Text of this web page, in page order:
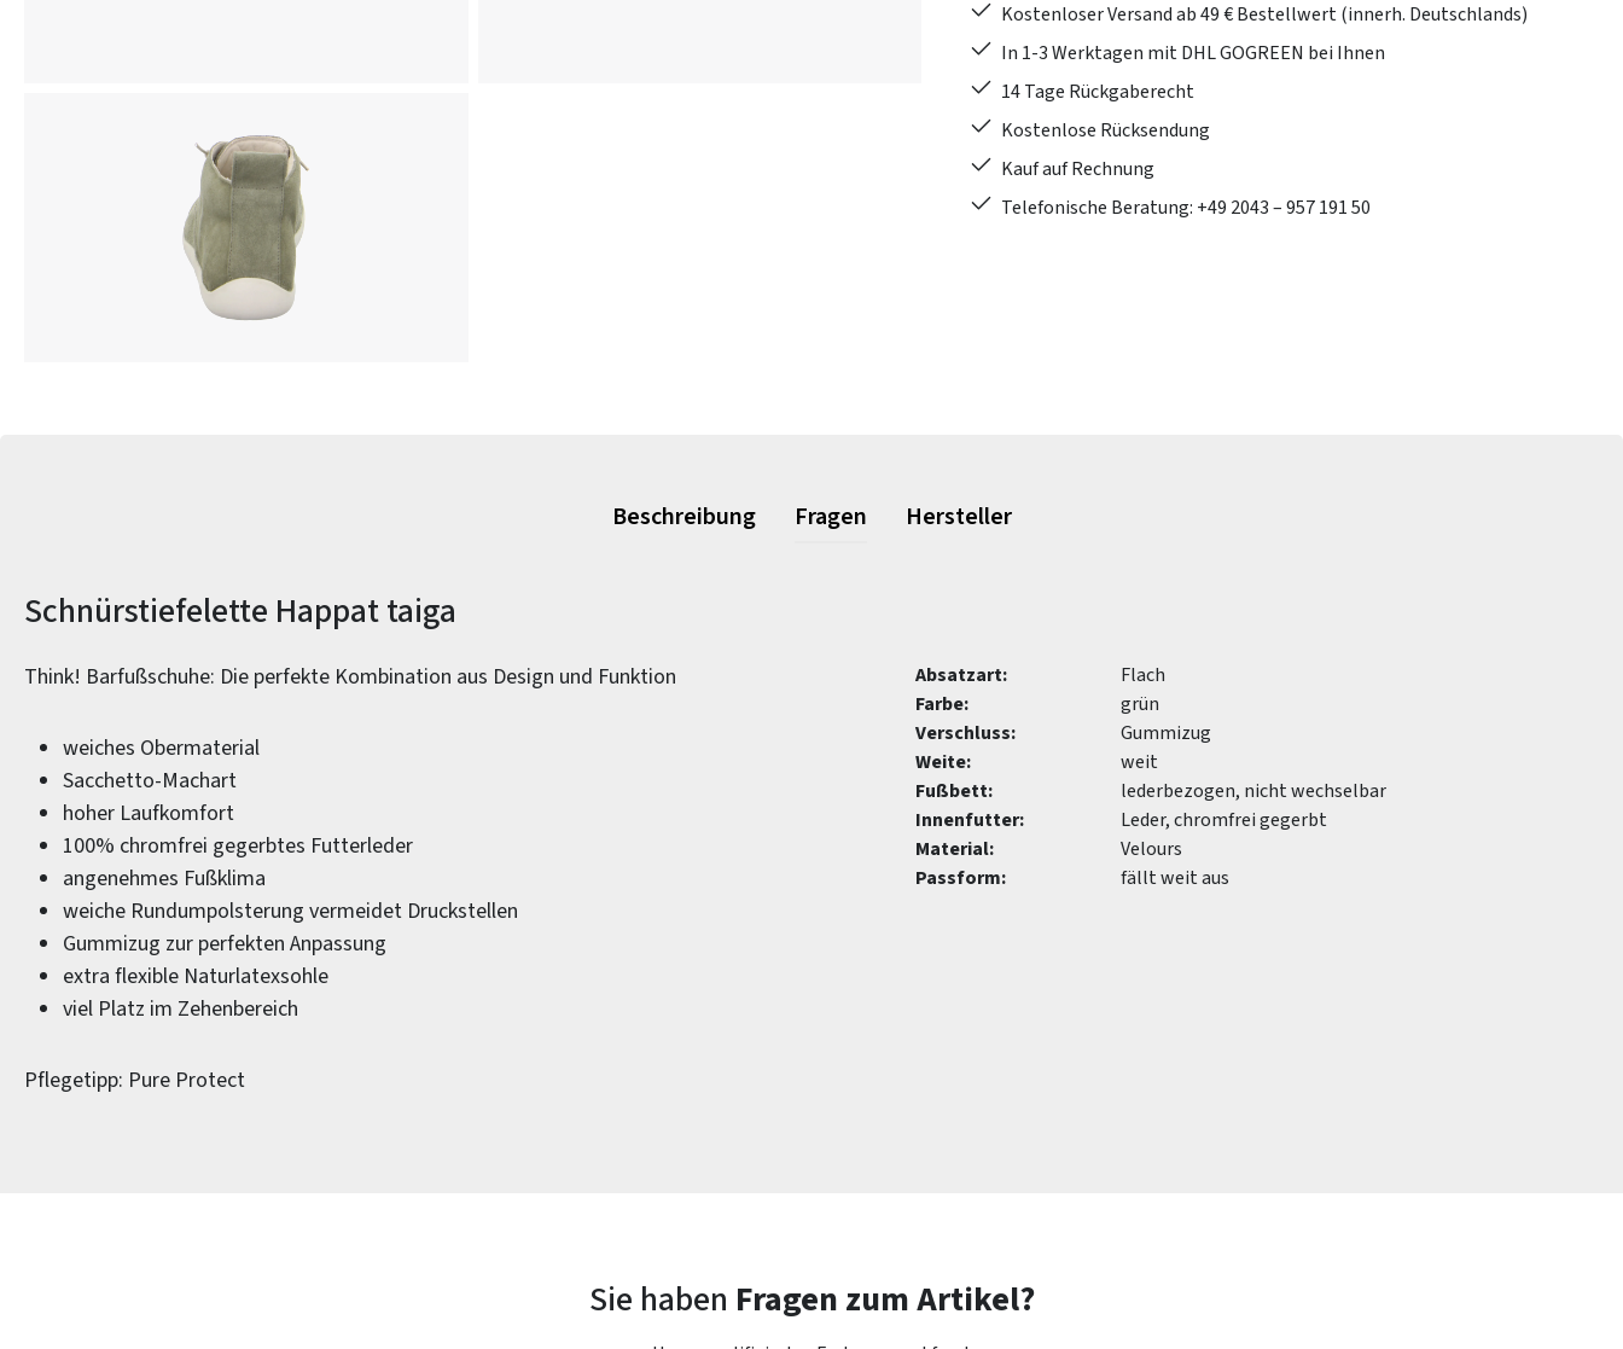
Kostenloser Versand ab 49 € Bestellwert (innerh. Deutschlands)
In 1-3 Werktagen mit DHL GOGREEN bei Ihnen
14 Tage Rückgaberecht
Kostenlose Rücksendung
Kauf auf Rechnung
Telefonische Beratung: +49 2043 – 957 191 50
Beschreibung Fragen Hersteller
Produktinformationen
Schnürstiefelette Happat taiga
Think! Barfußschuhe: Die perfekte Kombination aus Design und Funktion
weiches Obermaterial
Sacchetto-Machart
hoher Laufkomfort
100% chromfrei gegerbtes Futterleder
angenehmes Fußklima
weiche Rundumpolsterung vermeidet Druckstellen
Gummizug zur perfekten Anpassung
extra flexible Naturlatexsohle
viel Platz im Zehenbereich
Pflegetipp: Pure Protect
Absatzart:
Flach
Farbe:
grün
Verschluss:
Gummizug
Weite:
weit
Fußbett:
lederbezogen, nicht wechselbar
Innenfutter:
Leder, chromfrei gegerbt
Material:
Velours
Passform:
fällt weit aus
Sie haben Fragen zum Artikel?